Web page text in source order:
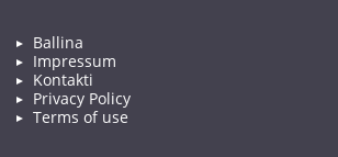
Ballina
Impressum
Kontakti
Privacy Policy
Terms of use